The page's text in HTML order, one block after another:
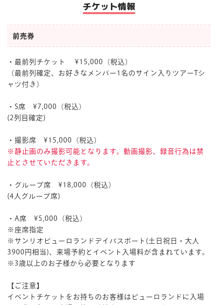
チケット情報
前売券
・最前列チケット ¥15,000（税込）
（最前列確定、お好きなメンバー1名のサイン入りツアーTシ
ャツ付き）
・S席 ¥7,000（税込）
(2列目確定)
・撮影席 ¥15,000（税込）
※静止画のみ撮影可能となります。動画撮影、録音行為は禁
止とさせていただきます。
・グループ席 ¥18,000（税込）
(4人グループ席)
・A席 ¥5,000（税込）
※座席指定
※サンリオピューロランドデイパスポート(土日祝日・大人
3900円相当)、来場予約とイベント入場料が含まれています。
※3歳以上のお子様から必要となります
【ご注意】
イベントチケットをお持ちのお客様はピューロランドに入場